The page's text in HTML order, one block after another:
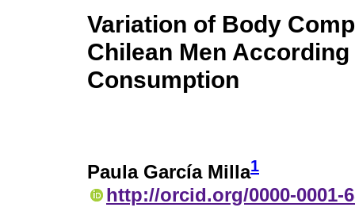
Variation of Body
Chilean Men
Consumption
Paula García Milla1
http://orcid.org/0000-0001-